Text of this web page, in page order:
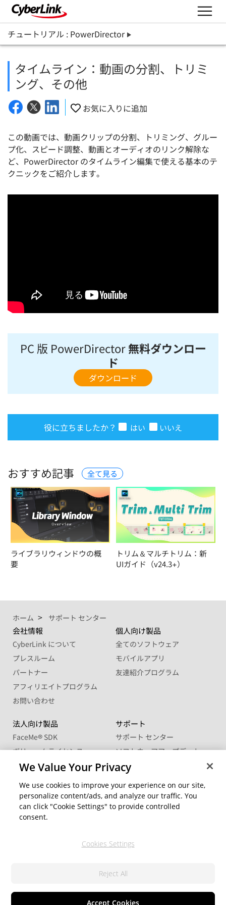
チュートリアル : PowerDirector
タイムライン：動画の分割、トリミ
ング、その他
お気に入りに追加
この動画では、動画クリップの分割、トリミング、グルー
プ化、スピード調整、動画とオーディオのリンク解除な
ど、PowerDirector のタイムライン編集で使える基本のテ
クニックをご紹介します。
PC 版 PowerDirector無料ダウンロー
ド
ダウンロード
役に立ちましたか？ はい いいえ
おすすめ記事 全て見る
ライブラリウィンドウの概
要
トリム＆マルチトリム：新
UIガイド（v24.3+）
ホーム サポート センター
会社情報
CyberLink について
プレスルーム
パートナー
アフィリエイトプログラム
お問い合わせ
個人向け製品
全てのソフトウェア
モバイルアプリ
友達紹介プログラム
法人向け製品
FaceMe® SDK
ボリュームライセンス
学生・教職員向け優待販売
サポート
サポート センター
ソフトウェアアップデート
ラーニングセンター
コミュニティー
CyberLink メンバーサイト
ブログ
公式ソーシャルメディア
地域を変更
© 2026 CyberLink Corp. 無断複写・複製・転載を禁ず
We Value Your Privacy
We use cookies to improve your experience on our site,
personalize content/ads, and analyze our traffic. You
can click "Cookie Settings" to provide controlled
consent.
Cookies Settings
Reject All
Accept Cookies